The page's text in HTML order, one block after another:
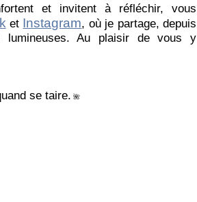
et invitent à réfléchir, vous
et Instagram, où je partage, depuis
lumineuses. Au plaisir de vous y
se taire. 🌺